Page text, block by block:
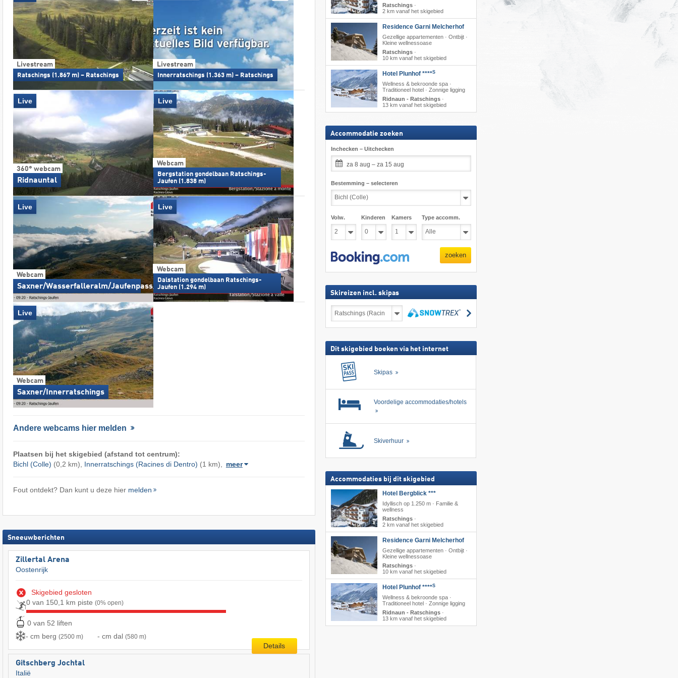
Livestream
Ratschings (1.867 m) – Ratschings
Livestream
Innerratschings (1.363 m) – Ratschings
360° webcam
Ridnauntal
Live
Webcam
Bergstation gondelbaan Ratschings-
Jaufen (1.838 m)
Live
Webcam
Saxner/Wasserfalleralm/Jaufenpass/Oosten
Live
Webcam
Dalstation gondelbaan Ratschings-
Jaufen (1.294 m)
Live
Webcam
Saxner/Innerratschings
Live
Andere webcams hier melden
Plaatsen bij het skigebied (afstand tot centrum):
Bichl (Colle) (0,2 km), Innerratschings (Racines di Dentro) (1 km), meer
Fout ontdekt? Dan kunt u deze hier melden
Sneeuwberichten
Zillertal Arena
Oostenrijk
Skigebied gesloten
0 van 150,1 km piste (0% open)
0 van 52 liften
- cm berg (2500 m) - cm dal (580 m)
Details
Gitschberg Jochtal
Italië
Ratschings·
2 km vanaf het skigebied
Residence Garni Melcherhof
Gezellige appartementen · Ontbijt ·
Kleine wellnessoase
Ratschings·
10 km vanaf het skigebied
Hotel Plunhof ****S
Wellness & bekroonde spa ·
Traditioneel hotel · Zonnige ligging
Ridnaun - Ratschings·
13 km vanaf het skigebied
Accommodatie zoeken
Inchecken – Uitchecken
za 8 aug – za 15 aug
Bestemming – selecteren
Volw. Kinderen Kamers Type accomm.
zoeken
Skireizen incl. skipas
incl.
zoeken
Dit skigebied boeken via het internet
Skipas
Voordelige accommodaties/hotels
Skiverhuur
Accommodaties bij dit skigebied
Hotel Bergblick ***
Idyllisch op 1.250 m · Familie &
wellness
Ratschings·
2 km vanaf het skigebied
Residence Garni Melcherhof
Gezellige appartementen · Ontbijt ·
Kleine wellnessoase
Ratschings·
10 km vanaf het skigebied
Hotel Plunhof ****S
Wellness & bekroonde spa ·
Traditioneel hotel · Zonnige ligging
Ridnaun - Ratschings·
13 km vanaf het skigebied